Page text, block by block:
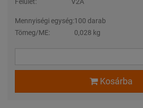
Mennyiségi egység:100 darab
Tömeg/ME:
0,028 kg
Kosárba